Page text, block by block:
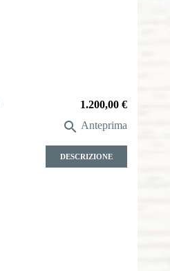
Prezzo
1.200,00 €
 Anteprima
DESCRIZIONE